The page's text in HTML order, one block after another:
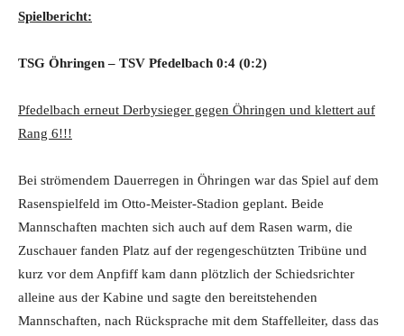
Spielbericht:
TSG Öhringen – TSV Pfedelbach 0:4 (0:2)
Pfedelbach erneut Derbysieger gegen Öhringen und klettert auf
Rang 6!!!
Bei strömendem Dauerregen in Öhringen war das Spiel auf dem
Rasenspielfeld im Otto-Meister-Stadion geplant. Beide
Mannschaften machten sich auch auf dem Rasen warm, die
Zuschauer fanden Platz auf der regengeschützten Tribüne und
kurz vor dem Anpfiff kam dann plötzlich der Schiedsrichter
alleine aus der Kabine und sagte den bereitstehenden
Mannschaften, nach Rücksprache mit dem Staffelleiter, dass das